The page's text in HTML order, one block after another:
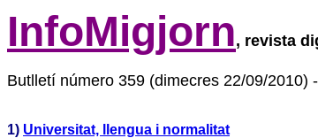
InfoMigjorn, revista
Butlletí número 359 (dimecres 22/09/
1) Universitat, llengua i normalitat